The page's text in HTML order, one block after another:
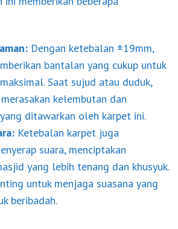
Dengan ketebalan ±19mm,
bantalan yang cukup untuk
Saat sujud atau duduk,
kelembutan dan
ditawarkan oleh karpet ini.
Ketebalan karpet juga
suara, menciptakan
yang lebih tenang dan khusyuk.
untuk menjaga suasana yang
beribadah.